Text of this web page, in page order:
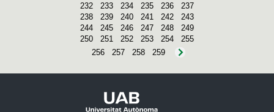
232
233 234 235 236
237
238
239 240 241 242
243
244
245 246 247 248
249
250
251 252 253 254
255
256
257 258 259